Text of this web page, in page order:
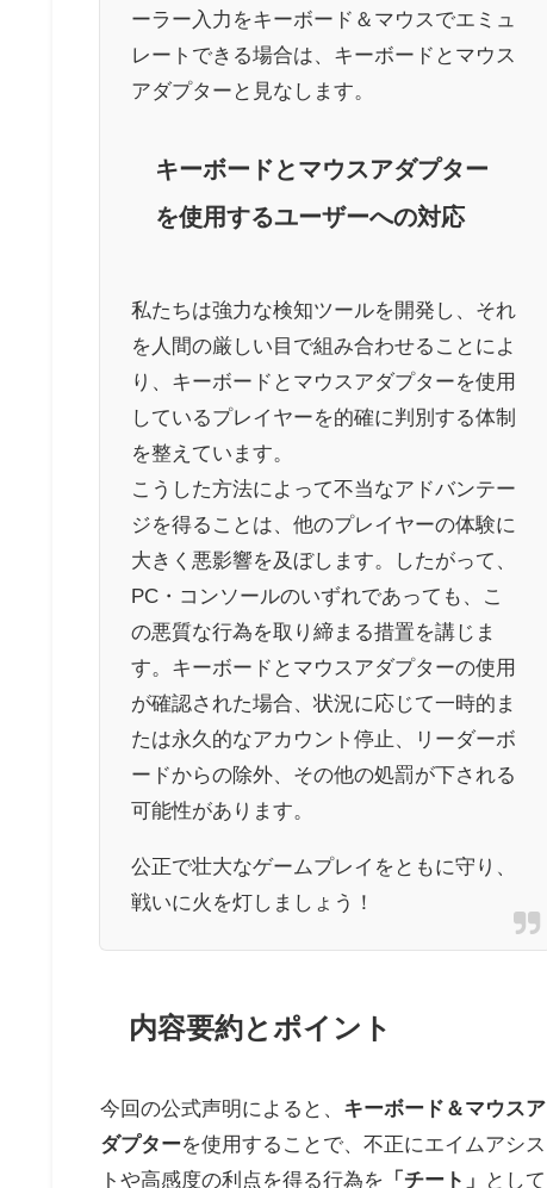
ーラー入力をキーボード＆マウスでエミュ
レートできる場合は、キーボードとマウス
アダプターと見なします。
キーボードとマウスアダプター
を使用するユーザーへの対応
私たちは強力な検知ツールを開発し、それ
を人間の厳しい目で組み合わせることによ
り、キーボードとマウスアダプターを使用
しているプレイヤーを的確に判別する体制
を整えています。
こうした方法によって不当なアドバンテー
ジを得ることは、他のプレイヤーの体験に
大きく悪影響を及ぼします。したがって、
PC・コンソールのいずれであっても、こ
の悪質な行為を取り締まる措置を講じま
す。キーボードとマウスアダプターの使用
が確認された場合、状況に応じて一時的ま
たは永久的なアカウント停止、リーダーボ
ードからの除外、その他の処罰が下される
可能性があります。
公正で壮大なゲームプレイをともに守り、
戦いに火を灯しましょう！
内容要約とポイント
今回の公式声明によると、 キーボード＆マウスア
ダプターを使用することで、不正にエイムアシス
トや高感度の利点を得る行為を 「チート」
として